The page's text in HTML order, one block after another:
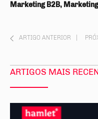
Marketing B2B,
ARTIGO ANTERIOR
ARTIGOS MAIS